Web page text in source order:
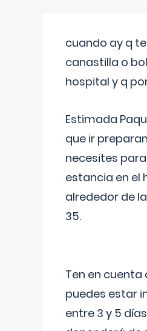
cuando ay q
canastilla o
hospital y q
Estimada
que ir
necesites
estancia en el
alrededor de
35.
Ten en cuenta
puedes estar
entre 3 y 5